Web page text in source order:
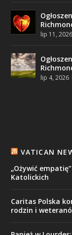
lip 11, 2026
lip 4, 2026
VATICAN
„Ożywić
Katolickich
Caritas Polska
rodzin i